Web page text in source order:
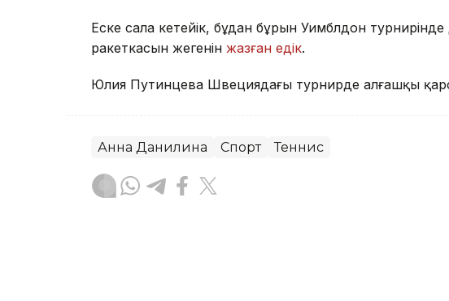
Еске сала кетейік, бұдан бұрын Уимблдон
ракеткасын жеңгенін жазған едік.
Юлия Путинцева Швециядағы турнирде алғашқы
Анна Данилина Спорт Теннис